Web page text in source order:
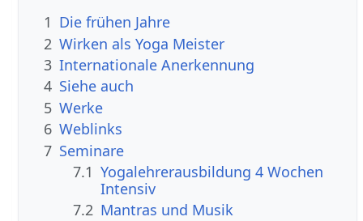
1 Die frühen Jahre
2 Wirken als Yoga Meister
3 Internationale Anerkennung
4 Siehe auch
5 Werke
6 Weblinks
7 Seminare
7.1 Yogalehrerausbildung 4 Wochen
Intensiv
7.2 Mantras und Musik